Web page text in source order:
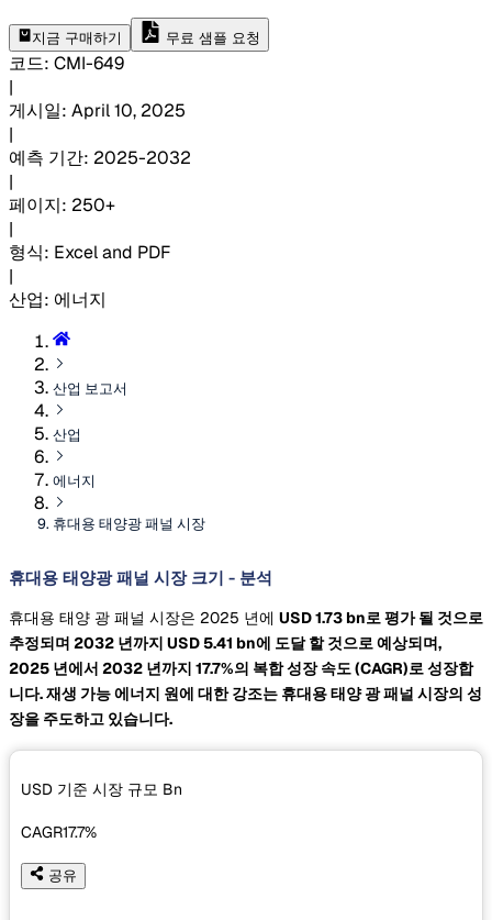
지금 구매하기 무료 샘플 요청
코드: CMI-649
|
게시일: April 10, 2025
|
예측 기간: 2025-2032
|
페이지: 250+
|
형식: Excel and PDF
|
산업: 에너지
산업 보고서
산업
에너지
휴대용 태양광 패널 시장
휴대용 태양광 패널 시장 크기 - 분석
휴대용 태양 광 패널 시장은 2025 년에 USD 1.73 bn로 평가 될 것으로
추정되며 2032 년까지 USD 5.41 bn에 도달 할 것으로 예상되며,
2025 년에서 2032 년까지 17.7%의 복합 성장 속도(CAGR)로 성장합
니다. 재생 가능 에너지 원에 대한 강조는 휴대용 태양 광 패널 시장의 성
장을 주도하고 있습니다.
USD 기준 시장 규모 Bn
CAGR17.7%
공유